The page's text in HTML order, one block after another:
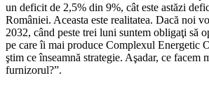
un deficit de 2,5% din 9%, cât este astăzi
României. Aceasta este realitatea. Dacă noi
2032, când peste trei luni suntem obligaţi să
pe care îi mai produce Complexul Energetic
ştim ce înseamnă strategie. Aşadar, ce facem
furnizorul?”.